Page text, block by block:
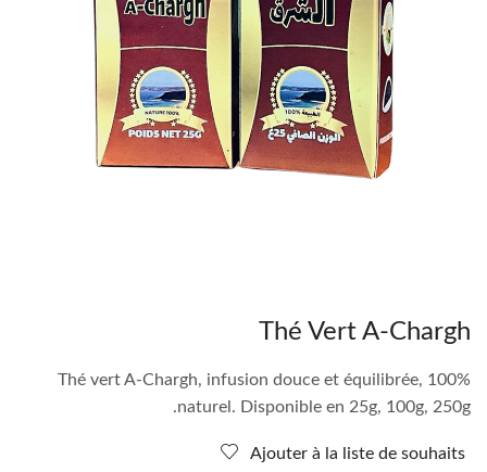
Thé Vert A-Chargh
Thé vert A-Chargh, infusion douce et équilibrée, 100%
naturel. Disponible en 25g, 100g, 250g.
Ajouter à la liste de souhaits